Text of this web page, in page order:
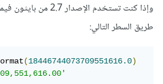
وإذا كنت تستخدم
طريق السطر التالي:
(18446744073709551616.0)